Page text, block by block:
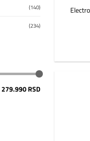
(140)
(234)
279.990 RSD